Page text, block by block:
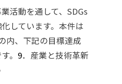
活動を通して、SDGs
しています。本件は
内、下記の目標達成
。 9．産業と技術革新